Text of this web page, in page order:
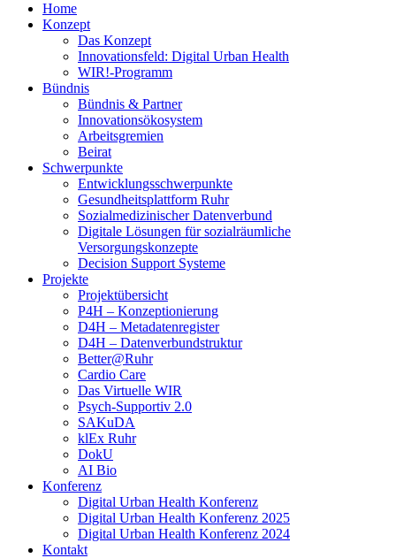
Home
Konzept
Das Konzept
Innovationsfeld: Digital Urban Health
WIR!-Programm
Bündnis
Bündnis & Partner
Innovationsökosystem
Arbeitsgremien
Beirat
Schwerpunkte
Entwicklungsschwerpunkte
Gesundheitsplattform Ruhr
Sozialmedizinischer Datenverbund
Digitale Lösungen für sozialräumliche
Versorgungskonzepte
Decision Support Systeme
Projekte
Projektübersicht
P4H – Konzeptionierung
D4H – Metadatenregister
D4H – Datenverbundstruktur
Better@Ruhr
Cardio Care
Das Virtuelle WIR
Psych-Supportiv 2.0
SAKuDA
klEx Ruhr
DokU
AI Bio
Konferenz
Digital Urban Health Konferenz
Digital Urban Health Konferenz 2025
Digital Urban Health Konferenz 2024
Kontakt